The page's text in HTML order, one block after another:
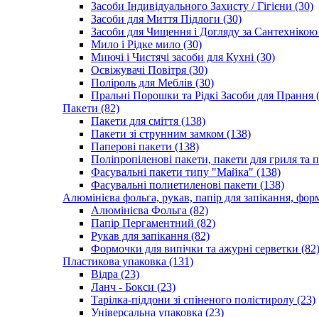
Засоби Індивідуального Захисту / Гігієни (30)
Засоби для Миття Підлоги (30)
Засоби для Чищення і Догляду за
Мило і Рідке мило (30)
Миючі і Чистячі засоби для Кухні (30)
Освіжувачі Повітря (30)
Поліроль для Меблів (30)
Пральні Порошки та Рідкі Засоби для Прання
Пакети (82)
Пакети для сміття (138)
Пакети зі струнним замком (138)
Паперові пакети (138)
Поліпропіленові пакети, пакети для гриля
Фасувальні пакети типу "Майка" (138)
Фасувальні полиетиленові пакети (138)
Алюмінієва фольга, рукав, папір для запікання,
Алюмінієва Фольга (82)
Папір Пергаментний (82)
Рукав для запікання (82)
Формочки для випічки та ажурні серветки (82)
Пластикова упаковка (131)
Відра (23)
Ланч - Бокси (23)
Тарілка-піддони зі спіненого полістиролу (23)
Універсальна упаковка (23)